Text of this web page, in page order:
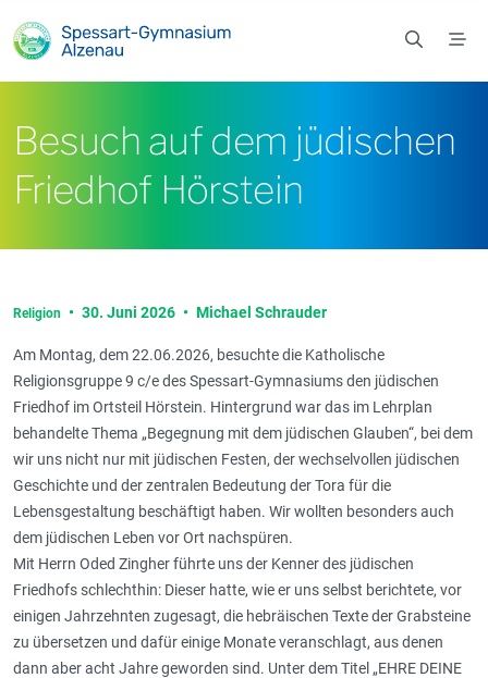
Besuch auf dem jüdischen
Friedhof Hörstein
Religion • 30. Juni 2026 • Michael Schrauder
Am Montag, dem 22.06.2026, besuchte die Katholische
Religionsgruppe 9 c/e des Spessart-Gymnasiums den jüdischen
Friedhof im Ortsteil Hörstein. Hintergrund war das im Lehrplan
behandelte Thema „Begegnung mit dem jüdischen Glauben“, bei dem
wir uns nicht nur mit jüdischen Festen, der wechselvollen jüdischen
Geschichte und der zentralen Bedeutung der Tora für die
Lebensgestaltung beschäftigt haben. Wir wollten besonders auch
dem jüdischen Leben vor Ort nachspüren.
Mit Herrn Oded Zingher führte uns der Kenner des jüdischen
Friedhofs schlechthin: Dieser hatte, wie er uns selbst berichtete, vor
einigen Jahrzehnten zugesagt, die hebräischen Texte der Grabsteine
zu übersetzen und dafür einige Monate veranschlagt, aus denen
dann aber acht Jahre geworden sind. Unter dem Titel „EHRE DEINE